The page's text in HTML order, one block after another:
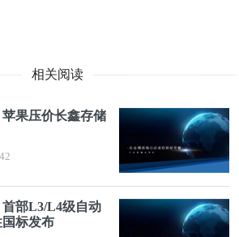
相关阅读
果压价长鑫存储
部L3/L4级自动
标发布